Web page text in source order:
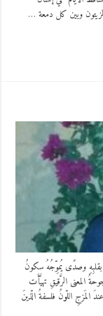
وبين كل دمعة …
بقلبِهِ وصدًى يُموِّجُهُ سكونُ
المعنى الرَّقيقِ تهيَّأَت
المَزجِ اللّونُ فلسفةُ الّذينَ